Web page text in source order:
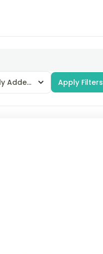
(Recently Added) Apply Filters